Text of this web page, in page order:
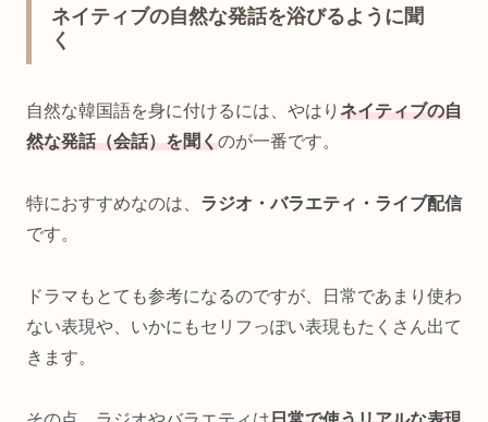
ネイティブの自然な発話を浴びるように聞
く
自然な韓国語を身に付けるには、やはり ネイティブの自
然な発話（会話）を聞くのが一番です。
特におすすめなのは、 ラジオ・バラエティ・ライブ配信
です。
ドラマもとても参考になるのですが、日常であまり使わ
ない表現や、いかにもセリフっぽい表現もたくさん出て
きます。